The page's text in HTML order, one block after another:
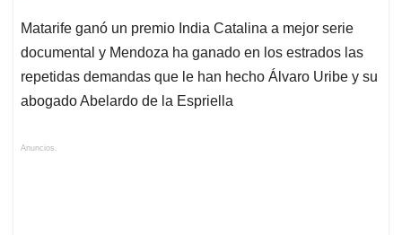
Matarife ganó un premio India Catalina a mejor serie
documental y Mendoza ha ganado en los estrados las
repetidas demandas que le han hecho Álvaro Uribe y su
abogado Abelardo de la Espriella
Anuncios.